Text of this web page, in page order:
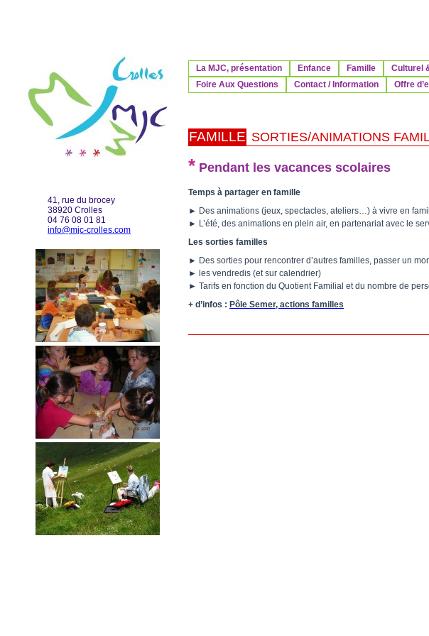
41, rue du brocey
38920 Crolles
04 76 08 01 81
info@mjc-crolles.com
La MJC, présentation Enfance Famille Culturel
Foire Aux Questions
Contact / Information Offre
FAMILLE SORTIES/ANIMATIONS
* Pendant les vacances scolaires
Temps à partager en famille
► Des animations (jeux, spectacles, ateliers…) à vivre en
► L’été, des animations en plein air, en partenariat avec le
Les sorties familles
► Des sorties pour rencontrer d’autres familles, passer un
► les vendredis (et sur calendrier)
► Tarifs en fonction du Quotient Familial et du nombre de
+ d’infos : Pôle Semer, actions familles